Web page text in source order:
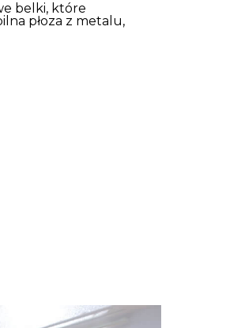
belki, które
płoza z metalu,